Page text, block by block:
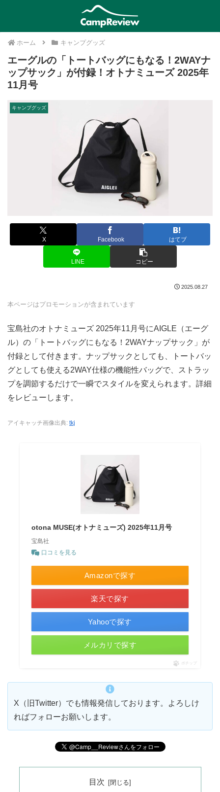
ホーム キャンプグッズ
エーグルの「トートバッグにもなる！2WAYナ
ップサック」が付録！オトナミューズ 2025年
11月号
キャンプグッズ
X Facebook はてブ
LINE コピー
2025.08.27
本ページはプロモーションが含まれています
宝島社のオトナミューズ 2025年11月号にAIGLE（エーグ
ル）の「トートバッグにもなる！2WAYナップサック」が
付録として付きます。ナップサックとしても、トートバッ
グとしても使える2WAY仕様の機能性バッグで、ストラッ
プを調節するだけで一瞬でスタイルを変えられます。詳細
をレビューします。
アイキャッチ画像出典: tkj
otona MUSE(オトナミューズ) 2025年11月号
宝島社
口コミを見る
Amazonで探す
楽天で探す
Yahooで探す
メルカリで探す
ポチップ
X（旧Twitter）でも情報発信しております。よろしけ
ればフォローお願いします。
目次